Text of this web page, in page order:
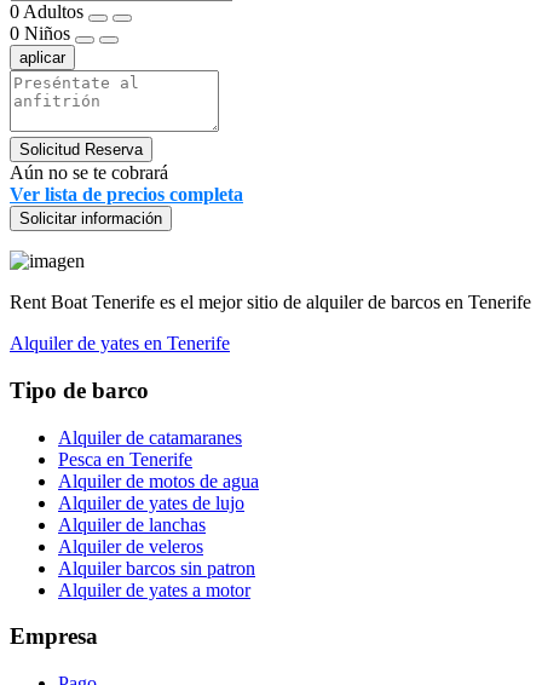
0 Adultos
0 Niños
aplicar
Solicitud Reserva
Aún no se te cobrará
Ver lista de precios completa
Solicitar información
Rent Boat Tenerife es el mejor sitio de alquiler de barcos en Tenerife
Alquiler de yates en Tenerife
Tipo de barco
Alquiler de catamaranes
Pesca en Tenerife
Alquiler de motos de agua
Alquiler de yates de lujo
Alquiler de lanchas
Alquiler de veleros
Alquiler barcos sin patron
Alquiler de yates a motor
Empresa